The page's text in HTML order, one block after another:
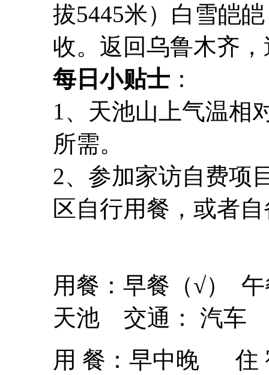
拔5445米）白雪皑
收。返回乌鲁木齐，
每日小贴士 ：
1、天池山上气温相
所需。
2、参加家访自费项
区自行用餐，或者
用餐：早餐（√）
天池 交通： 汽车
用 餐： 早中晚 住